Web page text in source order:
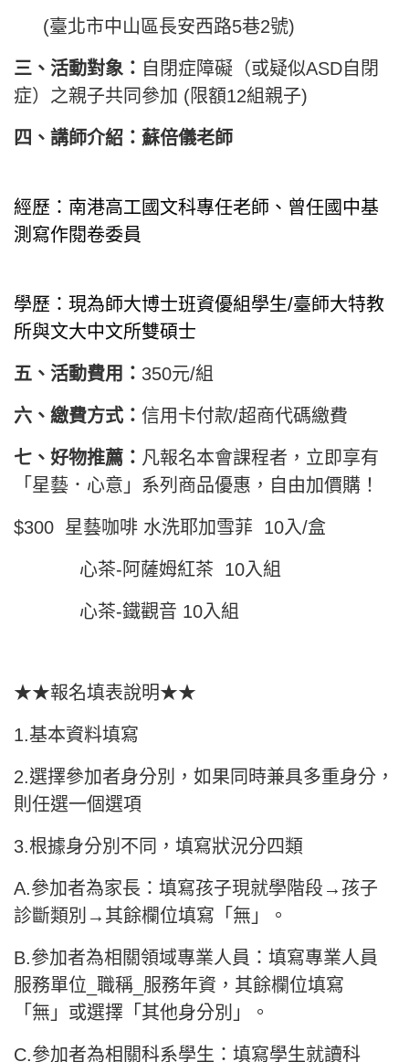
(臺北市中山區長安西路5巷2號)
三、活動對象： 自閉症障礙（或疑似ASD自閉
症）之親子共同參加 (限額12組親子)
四、講師介紹：蘇倍儀老師
經歷：南港高工國文科專任老師、曾任國中基
測寫作閱卷委員
學歷：現為師大博士班資優組學生/臺師大特教
所與文大中文所雙碩士
五、活動費用： 350元/組
六、繳費方式： 信用卡付款/超商代碼繳費
七、好物推薦： 凡報名本會課程者，立即享有
「星藝．心意」系列商品優惠，自由加價購！
$300 星藝咖啡 水洗耶加雪菲 10入/盒
心茶-阿薩姆紅茶 10入組
心茶-鐵觀音 10入組
★★報名填表說明★★
1.基本資料填寫
2.選擇參加者身分別，如果同時兼具多重身分，
則任選一個選項
3.根據身分別不同，填寫狀況分四類
A.參加者為家長：填寫孩子現就學階段→孩子
診斷類別→其餘欄位填寫「無」。
B.參加者為相關領域專業人員：填寫專業人員
服務單位_職稱_服務年資，其餘欄位填寫
「無」或選擇「其他身分別」。
C.參加者為相關科系學生：填寫學生就讀科